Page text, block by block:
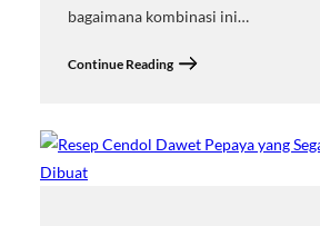
bagaimana kombinasi ini…
Continue Reading